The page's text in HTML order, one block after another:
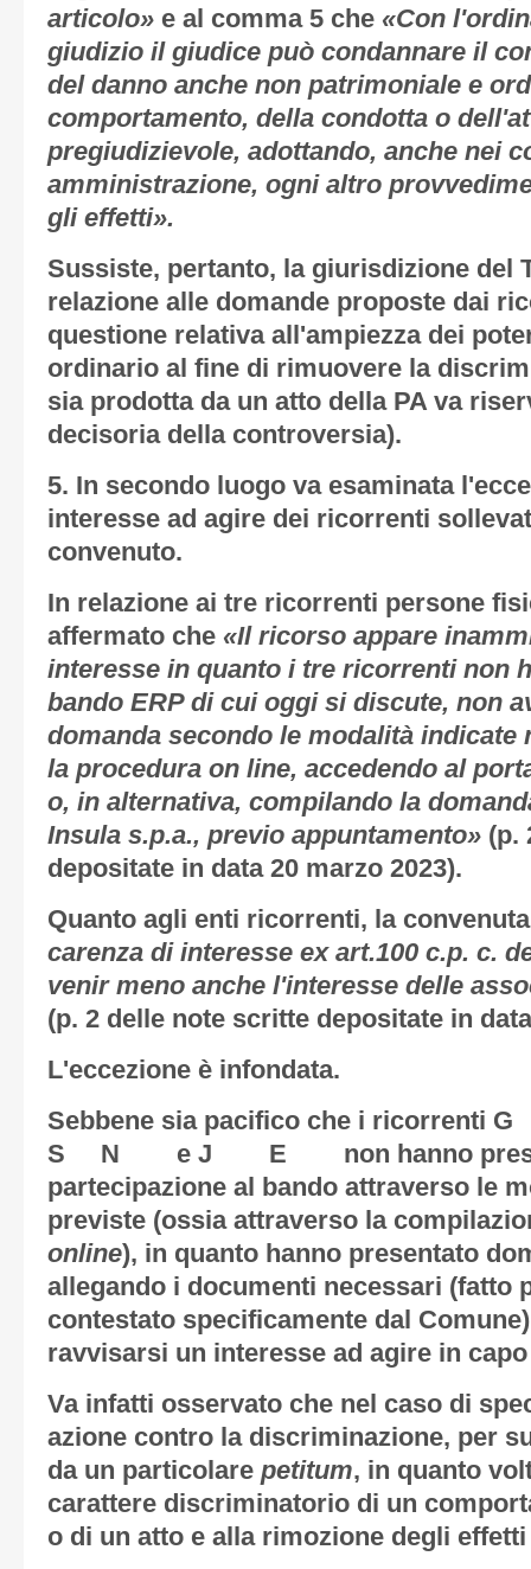
articolo» e al comma 5 che «Con
giudizio il giudice può condannare il
del danno anche non patrimoniale e
comportamento, della condotta o
pregiudizievole, adottando, anche nei
amministrazione, ogni altro
gli effetti».
Sussiste, pertanto, la giurisdizione del
relazione alle domande proposte dai
questione relativa all'ampiezza dei
ordinario al fine di rimuovere la
sia prodotta da un atto della PA va
decisoria della controversia).
5. In secondo luogo va esaminata
interesse ad agire dei ricorrenti
convenuto.
In relazione ai tre ricorrenti persone
affermato che «Il ricorso appare
interesse in quanto i tre ricorrenti non
bando ERP di cui oggi si discute, non
domanda secondo le modalità indicate
la procedura on line, accedendo al
o, in alternativa, compilando la
Insula s.p.a., previo appuntamento» (p.
depositate in data 20 marzo 2023).
Quanto agli enti ricorrenti, la
carenza di interesse ex art.100 c.p. c.
venir meno anche l'interesse delle
(p. 2 delle note scritte depositate in
L'eccezione è infondata.
Sebbene sia pacifico che i
S N e J E non hanno
partecipazione al bando attraverso le
previste (ossia attraverso la
online), in quanto hanno presentato
allegando i documenti necessari (fatto
contestato specificamente dal
ravvisarsi un interesse ad agire in
Va infatti osservato che nel caso di
azione contro la discriminazione, per
da un particolare petitum, in quanto
carattere discriminatorio di un
o di un atto e alla rimozione degli